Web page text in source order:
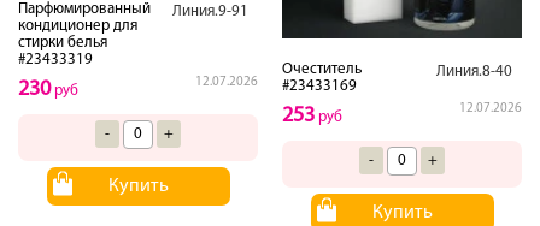
Парфюмированный
кондиционер для
стирки белья
#23433319
Линия.9-91
12.07.2026
230руб
- +
Купить
Очеститель
#23433169
Линия.8-40
12.07.2026
253 руб
- +
Купить